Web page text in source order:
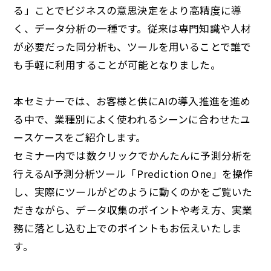
る」ことでビジネスの意思決定をより高精度に導
く、データ分析の一種です。従来は専門知識や人材
が必要だった同分析も、ツールを用いることで誰で
も手軽に利用することが可能となりました。
本セミナーでは、お客様と供にAIの導入推進を進め
る中で、業種別によく使われるシーンに合わせたユ
ースケースをご紹介します。
セミナー内では数クリックでかんたんに予測分析を
行えるAI予測分析ツール「Prediction One」を操作
し、実際にツールがどのように動くのかをご覧いた
だきながら、データ収集のポイントや考え方、実業
務に落とし込む上でのポイントもお伝えいたしま
す。